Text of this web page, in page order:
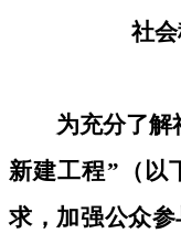
社
为充分了解
新建工程”（以
求，加强公众